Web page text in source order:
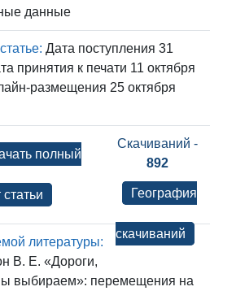
данные
Дата поступления 31
принятия к печати 11 октября
размещения 25 октября
Скачиваний -
892
География
скачиваний
полный
статьи
литературы:
В. Е. «Дороги,
выбираем»: перемещения на